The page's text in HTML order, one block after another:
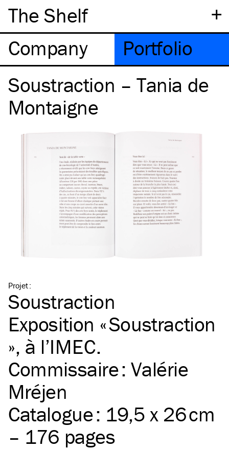
+
The Shelf
Company
Portfolio
Soustraction – Tania de
Montaigne
Projet:
Soustraction
Exposition « Soustraction
», à l’IMEC.
Commissaire : Valérie
Mréjen
Catalogue : 19,5 x 26 cm
– 176 pages